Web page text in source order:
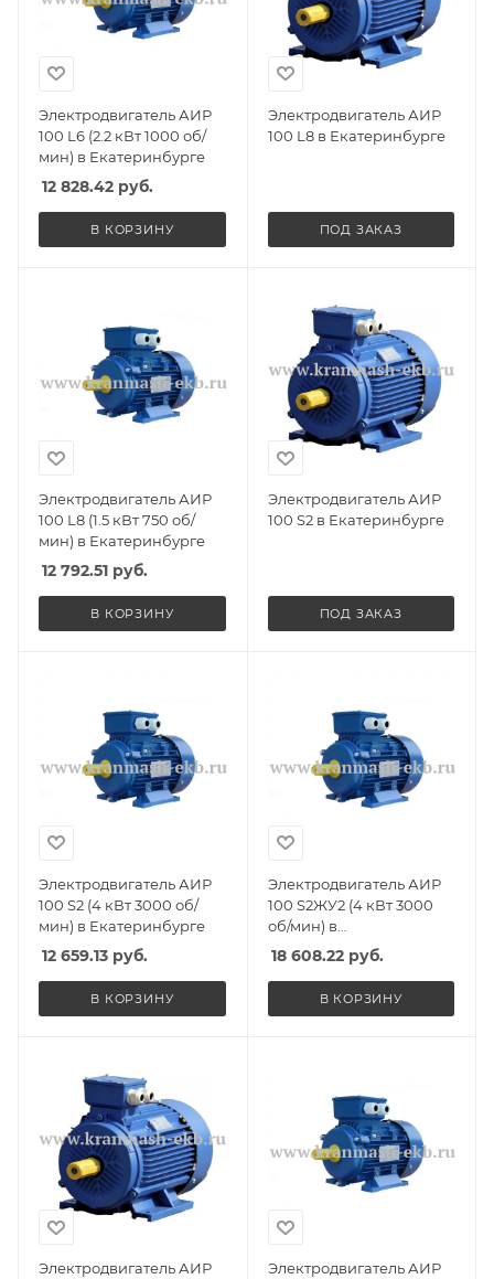
Электродвигатель АИР
100 L6 (2.2 кВт 1000 об/
мин) в Екатеринбурге
12 828.42 руб.
В КОРЗИНУ
Электродвигатель АИР
100 L8 в Екатеринбурге
ПОД ЗАКАЗ
Электродвигатель АИР
100 L8 (1.5 кВт 750 об/
мин) в Екатеринбурге
12 792.51 руб.
В КОРЗИНУ
Электродвигатель АИР
100 S2 в Екатеринбурге
ПОД ЗАКАЗ
Электродвигатель АИР
100 S2 (4 кВт 3000 об/
мин) в Екатеринбурге
12 659.13 руб.
В КОРЗИНУ
Электродвигатель АИР
100 S2ЖУ2 (4 кВт 3000
об/мин) в
Екатеринбурге
18 608.22руб.
В КОРЗИНУ
Электродвигатель АИР Электродвигатель АИР